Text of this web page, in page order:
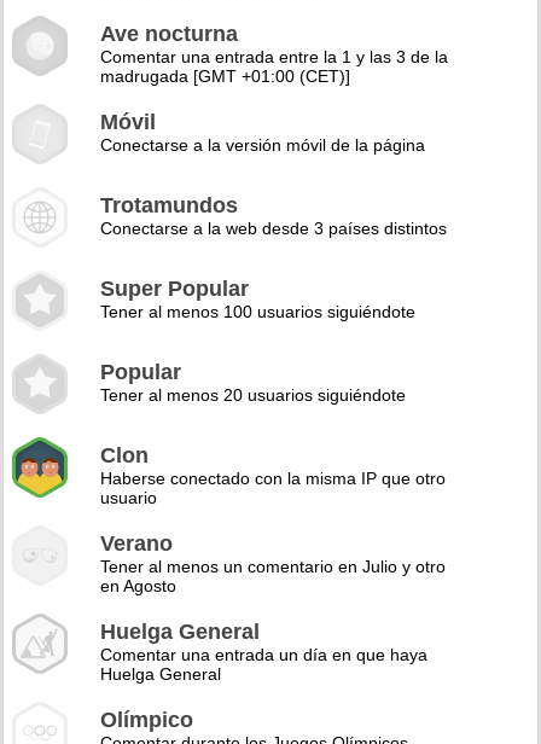
Ave nocturna
Comentar una entrada entre la 1 y las 3 de la
madrugada [GMT +01:00 (CET)]
Móvil
Conectarse a la versión móvil de la página
Trotamundos
Conectarse a la web desde 3 países distintos
Super Popular
Tener al menos 100 usuarios siguiéndote
Popular
Tener al menos 20 usuarios siguiéndote
Clon
Haberse conectado con la misma IP que otro
usuario
Verano
Tener al menos un comentario en Julio y otro
en Agosto
Huelga General
Comentar una entrada un día en que haya
Huelga General
Olímpico